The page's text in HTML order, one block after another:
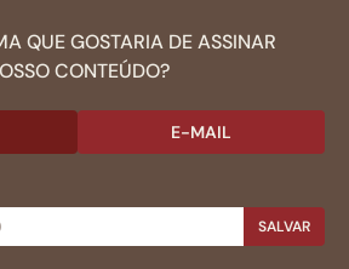
QUE GOSTARIA DE ASSINAR
CONTEÚDO?
E-MAIL
SALVAR